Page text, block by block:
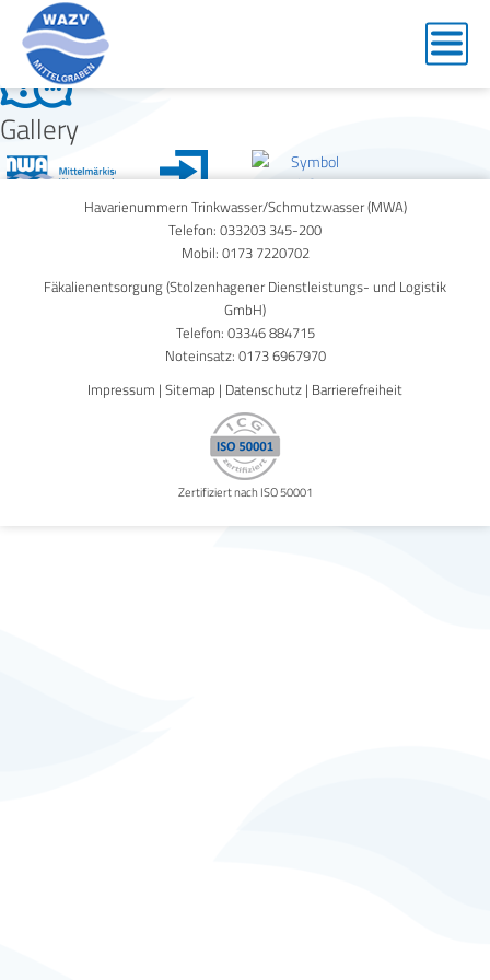
faq-1
Gallery
Havarienummern Trinkwasser/Schmutzwasser (MWA)
Telefon: 033203 345-200
Mobil: 0173 7220702
Fäkalienentsorgung (Stolzenhagener Dienstleistungs- und Logistik
GmbH)
Telefon: 03346 884715
Noteinsatz: 0173 6967970
Impressum | Sitemap | Datenschutz | Barrierefreiheit
Zertifiziert nach ISO 50001